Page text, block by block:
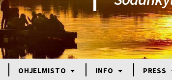
OHJELMISTO INFO PRESS